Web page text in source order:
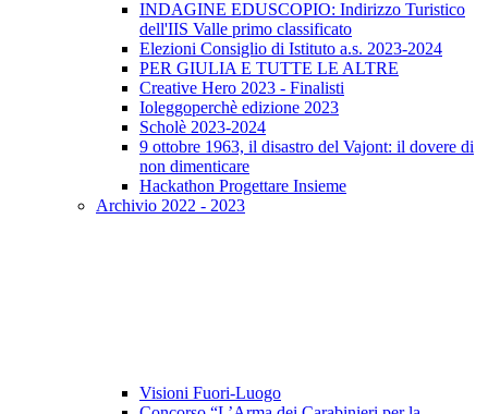
INDAGINE EDUSCOPIO: Indirizzo Turistico
dell'IIS Valle primo classificato
Elezioni Consiglio di Istituto a.s. 2023-2024
PER GIULIA E TUTTE LE ALTRE
Creative Hero 2023 - Finalisti
Ioleggoperchè edizione 2023
Scholè 2023-2024
9 ottobre 1963, il disastro del Vajont: il dovere di
non dimenticare
Hackathon Progettare Insieme
Archivio 2022 - 2023
Visioni Fuori-Luogo